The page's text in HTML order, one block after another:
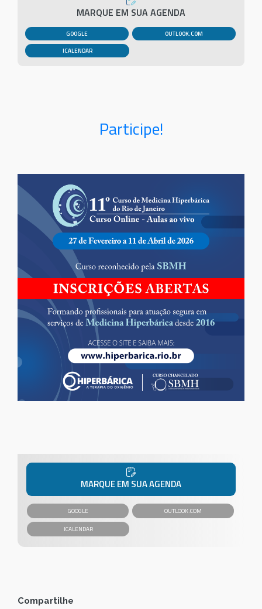
MARQUE EM SUA AGENDA
GOOGLE OUTLOOK.COM
Participe!
MARQUE EM SUA AGENDA
GOOGLE OUTLOOK.COM
Compartilhe